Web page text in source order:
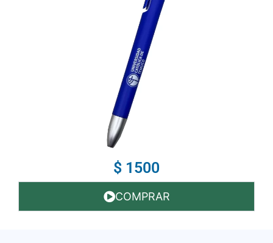
$ 1500
COMPRAR